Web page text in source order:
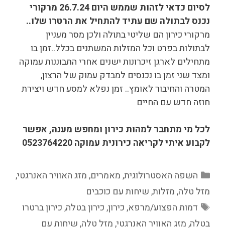
לסיום כדאי לזהות שממש היום 26.7.24 מרקורי
נכנס לבתולה שם עתיד להתחיל את הרטרו שלו..
מרקורי כירון הם שליטי בתולה ולכן מסר מעניין
לבתולות בפרט וכל המזלות המשתנים בכלל..זמן בו
מתחילים לארגן זיכרונות ישנים אחרי התבוננות עמוקה
ומצד שני זמן בו נכנסים למבדק עמוק של הרצון,
המטרה והחיבור לאומץ.. זמן נפלא למסע חדש ויצירת
חוזה חדש עם החיים
לכל מי מתחבר למהות כירון ומחפש מענה, אפשר
לקבוע איתי לקריאה כירונית עמוקה 0523764220
קטגוריות
השפה האסטרולוגית,מאמרים,מזג האוויר האנרגטי,
מזל טלה,מזלות,שיחות עם כוכבים
תגיות
דמות הפצוע/מרפא,כירון,כירון בטלה,כירון ברטרו
בטלה,מזג האוויר האנרגטי,מזל טלה,שיחות עם